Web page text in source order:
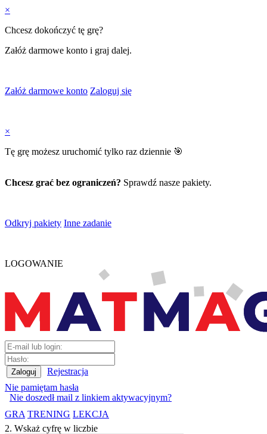
×
Chcesz dokończyć tę grę?
Załóż darmowe konto i graj dalej.
Załóż darmowe konto Zaloguj się
×
Tę grę możesz uruchomić tylko raz dziennie 🎯
Chcesz grać bez ograniczeń? Sprawdź nasze pakiety.
Odkryj pakiety Inne zadanie
LOGOWANIE
Rejestracja
Nie pamiętam hasła
Nie doszedł mail z linkiem aktywacyjnym?
GRA TRENING LEKCJA
2. Wskaż cyfrę w liczbie